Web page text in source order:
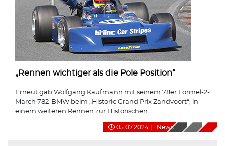
„Rennen wichtiger als die Pole Position“
Erneut gab Wolfgang Kaufmann mit seinem 78er Formel-2-
March 782-BMW beim „Historic Grand Prix Zandvoort“, in
einem weiteren Rennen zur Historischen...
05.07.2024 News